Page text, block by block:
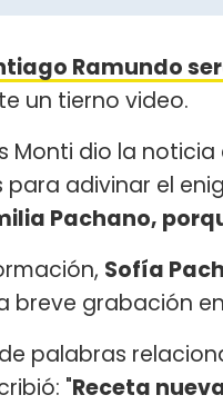
Ramundo
un tierno video.
Monti dio la noticia
para adivinar el
Pachano,
Sofía
breve grabación
palabras
"Receta